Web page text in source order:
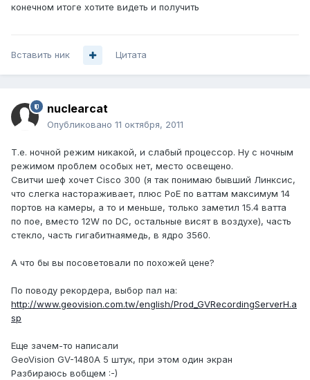
конечном итоге хотите видеть и получить
Вставить ник Цитата
nuclearcat
Опубликовано 11 октября, 2011
Т.е. ночной режим никакой, и слабый процессор. Ну с ночным
режимом проблем особых нет, место освещено.
Свитчи шеф хочет Cisco 300 (я так понимаю бывший Линксис,
что слегка настораживает, плюс PoE по ваттам максимум 14
портов на камеры, а то и меньше, только заметил 15.4 ватта
по пое, вместо 12W по DC, остальные висят в воздухе), часть
стекло, часть гигабитнаямедь, в ядро 3560.
А что бы вы посоветовали по похожей цене?
По поводу рекордера, выбор пал на:
http://www.geovision.com.tw/english/Prod_GVRecordingServerH.a
sp
Еще зачем-то написали
GeoVision GV-1480A 5 штук, при этом один экран
Разбираюсь вобщем :-)